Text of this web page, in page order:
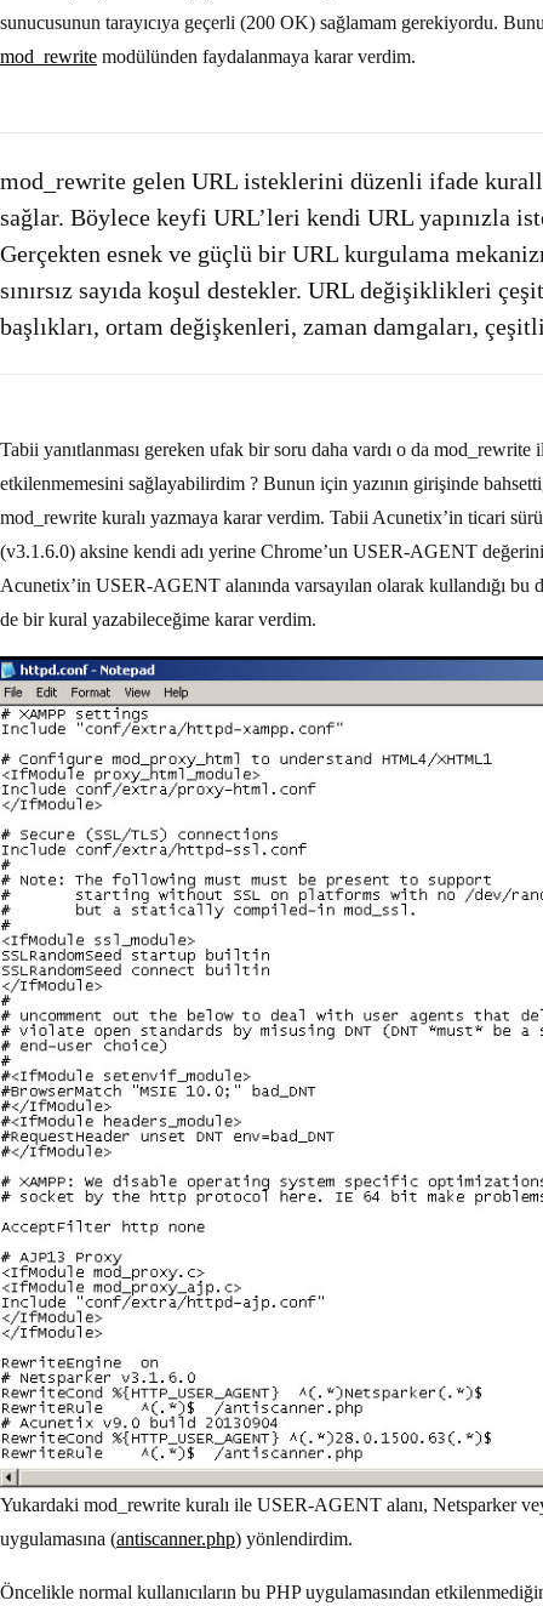
sunucusunun tarayıcıya geçerli (200 OK) sağlamam gerekiyordu.
mod_rewrite modülünden faydalanmaya karar verdim.
mod_rewrite gelen URL isteklerini düzenli ifade
sağlar. Böylece keyfi URL’leri kendi URL yapınızla
Gerçekten esnek ve güçlü bir URL kurgulama
sınırsız sayıda koşul destekler. URL değişiklikleri
başlıkları, ortam değişkenleri, zaman damgaları,
Tabii yanıtlanması gereken ufak bir soru daha vardı o da mod_rewrite
etkilenmemesini sağlayabilirdim ? Bunun için yazının girişinde
mod_rewrite kuralı yazmaya karar verdim. Tabii Acunetix’in ticari
(v3.1.6.0) aksine kendi adı yerine Chrome’un USER-AGENT
Acunetix’in USER-AGENT alanında varsayılan olarak kullandığı
de bir kural yazabileceğime karar verdim.
Yukardaki mod_rewrite kuralı ile USER-AGENT alanı, Netsparker
uygulamasına (antiscanner.php) yönlendirdim.
Öncelikle normal kullanıcıların bu PHP uygulamasından